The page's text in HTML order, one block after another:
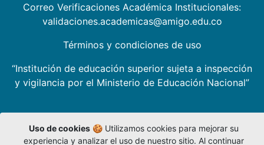
Correo Verificaciones Académica Institucionales:
validaciones.academicas@amigo.edu.co
Términos y condiciones de uso
“Institución de educación superior sujeta a inspección
y vigilancia por el Ministerio de Educación Nacional”
Uso de cookies🍪 Utilizamos cookies para mejorar su
experiencia y analizar el uso de nuestro sitio. Al continuar